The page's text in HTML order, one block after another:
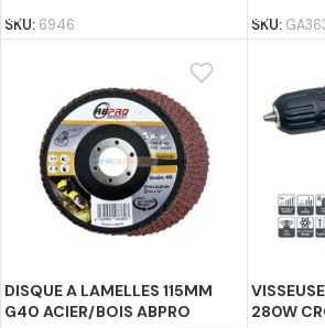
SKU: 6946 SKU:
DISQUE A LAMELLES 115MM
G40 ACIER/BOIS ABPRO
280W